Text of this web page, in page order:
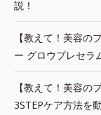
説！
【教えて！美容
ー グロウプレセラ
【教えて！美容の
3STEPケア方法を